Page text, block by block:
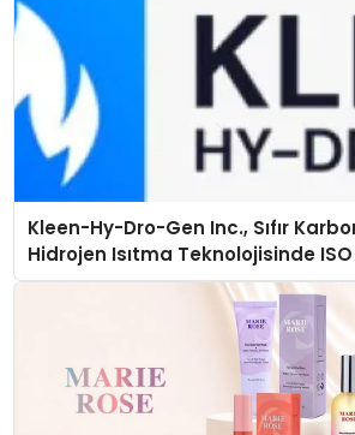
Kleen-Hy-Dro-Gen Inc., Sıfır
Hidrojen Isıtma Teknolojisinde ISO
Düzenleyici Onaylarını Aldı